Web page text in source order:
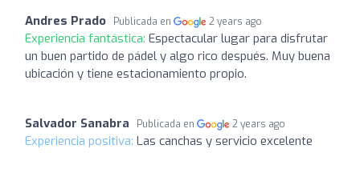
Andres Prado Publicada en 2 years ago
Experiencia fantástica: Espectacular lugar para disfrutar
un buen partido de pádel y algo rico después. Muy buena
ubicación y tiene estacionamiento propio.
Salvador Sanabra Publicada en 2 years ago
Experiencia positiva: Las canchas y servicio excelente